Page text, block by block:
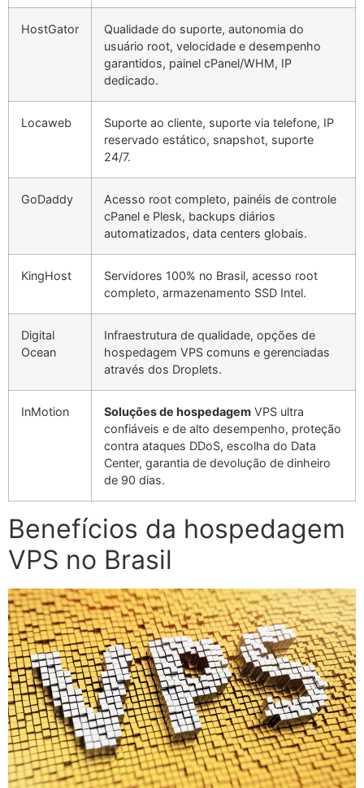
HostGator
Qualidade do suporte, autonomia do
usuário root, velocidade e desempenho
garantidos, painel cPanel/WHM, IP
dedicado.
Locaweb
Suporte ao cliente, suporte via telefone, IP
reservado estático, snapshot, suporte
24/7.
GoDaddy
Acesso root completo, painéis de controle
cPanel e Plesk, backups diários
automatizados, data centers globais.
KingHost
Servidores 100% no Brasil, acesso root
completo, armazenamento SSD Intel.
Digital
Ocean
Infraestrutura de qualidade, opções de
hospedagem VPS comuns e gerenciadas
através dos Droplets.
InMotion Soluções de hospedagem VPS ultra
confiáveis e de alto desempenho, proteção
contra ataques DDoS, escolha do Data
Center, garantia de devolução de dinheiro
de 90 dias.
Benefícios da hospedagem
VPS no Brasil